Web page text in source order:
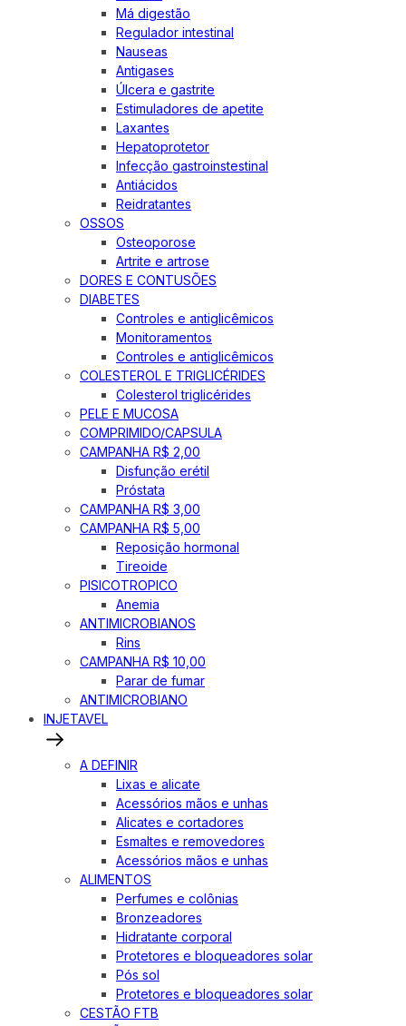
Má digestão
Regulador intestinal
Nauseas
Antigases
Úlcera e gastrite
Estimuladores de apetite
Laxantes
Hepatoprotetor
Infecção gastroinstestinal
Antiácidos
Reidratantes
OSSOS
Osteoporose
Artrite e artrose
DORES E CONTUSÕES
DIABETES
Controles e antiglicêmicos
Monitoramentos
Controles e antiglicêmicos
COLESTEROL E TRIGLICÉRIDES
Colesterol triglicérides
PELE E MUCOSA
COMPRIMIDO/CAPSULA
CAMPANHA R$ 2,00
Disfunção erétil
Próstata
CAMPANHA R$ 3,00
CAMPANHA R$ 5,00
Reposição hormonal
Tireoide
PISICOTROPICO
Anemia
ANTIMICROBIANOS
Rins
CAMPANHA R$ 10,00
Parar de fumar
ANTIMICROBIANO
INJETAVEL
A DEFINIR
Lixas e alicate
Acessórios mãos e unhas
Alicates e cortadores
Esmaltes e removedores
Acessórios mãos e unhas
ALIMENTOS
Perfumes e colônias
Bronzeadores
Hidratante corporal
Protetores e bloqueadores solar
Pós sol
Protetores e bloqueadores solar
CESTÃO FTB